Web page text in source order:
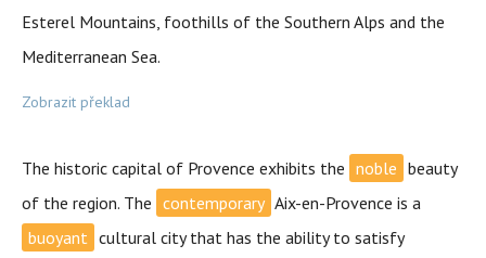
Esterel Mountains, foothills of the Southern Alps and the
Mediterranean Sea.
Zobrazit překlad
The historic capital of Provence exhibits the noble beauty
of the region. The contemporary Aix-en-Provence is a
buoyant cultural city that has the ability to satisfy